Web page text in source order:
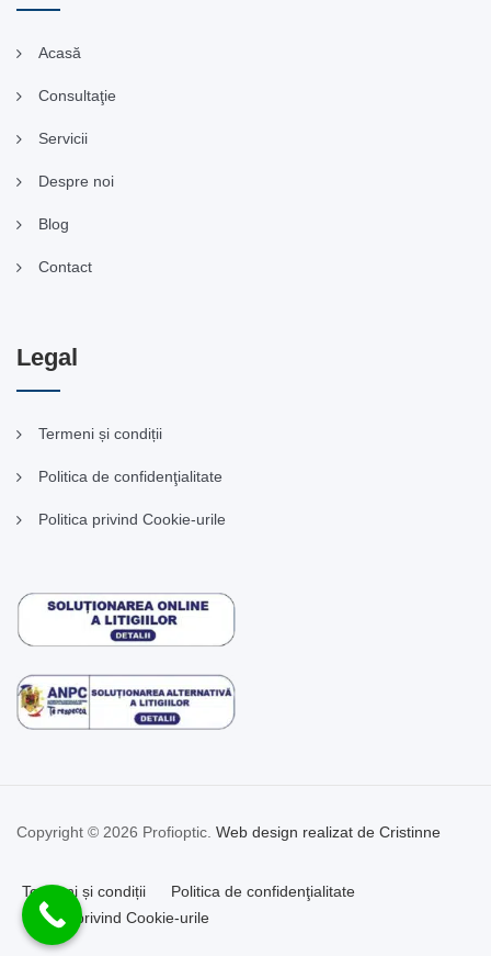
Acasă
Consultaţie
Servicii
Despre noi
Blog
Contact
Legal
Termeni și condiții
Politica de confidenţialitate
Politica privind Cookie-urile
Copyright © 2026 Profioptic. Web design realizat de Cristinne
Termeni și condiții
Politica de confidenţialitate
Politica privind Cookie-urile